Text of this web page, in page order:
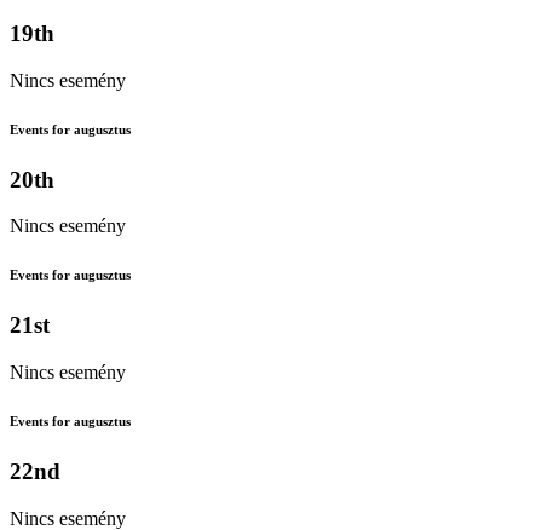
19th
Nincs esemény
Events for augusztus
20th
Nincs esemény
Events for augusztus
21st
Nincs esemény
Events for augusztus
22nd
Nincs esemény